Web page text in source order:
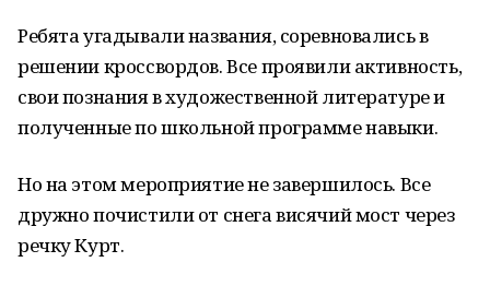
Ребята угадывали названия, соревновались в
решении кроссвордов. Все проявили активность,
свои познания в художественной литературе и
полученные по школьной программе навыки.
Но на этом мероприятие не завершилось. Все
дружно почистили от снега висячий мост через
речку Курт.